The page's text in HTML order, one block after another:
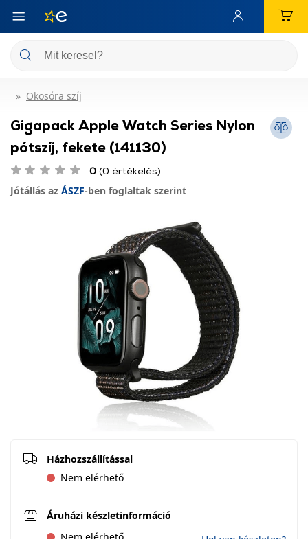
Okosóra szíj
Gigapack Apple Watch Series Nylon
pótszíj, fekete (141130)
0 (0 értékelés)
Jótállás az ÁSZF-ben foglaltak szerint
Házhozszállítással
Nem elérhető
Áruházi készletinformáció